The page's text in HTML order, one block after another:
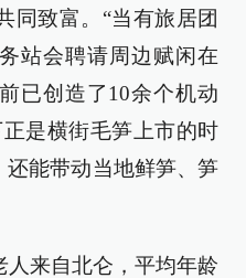
同致富。“当有旅居团
站会聘请周边赋闲在
已创造了10余个机动
是横街毛笋上市的时
还能带动当地鲜笋、笋
人来自北仑，平均年龄